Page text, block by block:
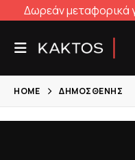
Δωρεάν μεταφορικά
HOME ΔΗΜΟΣΘΈΝΗΣ